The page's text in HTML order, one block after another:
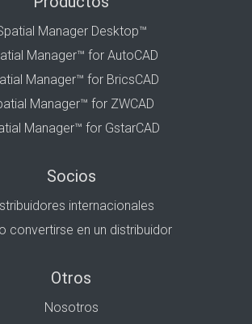
Manager Desktop™
Manager™ for AutoCAD
Manager™ for BricsCAD
Manager™ for ZWCAD
Manager™ for GstarCAD
Socios
internacionales
convertirse en un distribuidor
Otros
Nosotros